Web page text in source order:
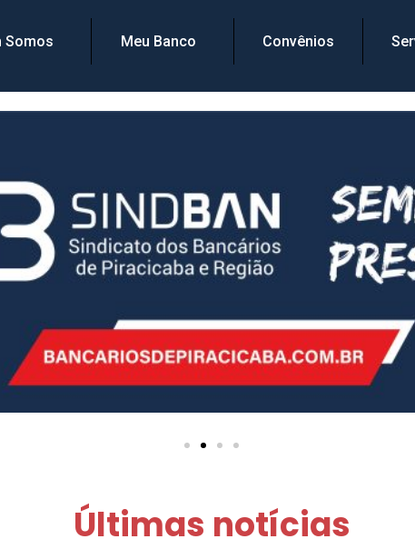
Somos Meu Banco Convênios
Últimas notícias